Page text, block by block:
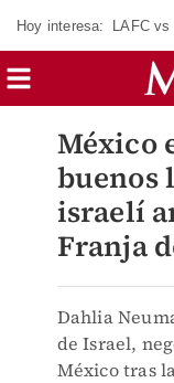
Hoy interesa: LAFC vs
México
buenos
israelí
Franja
Dahlia
de Israel,
México tras